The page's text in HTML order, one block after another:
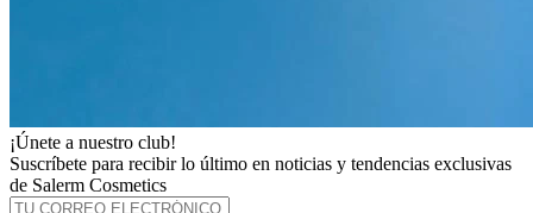
¡Únete a nuestro club!
Suscríbete para recibir lo último en noticias y tendencias exclusivas
de Salerm Cosmetics